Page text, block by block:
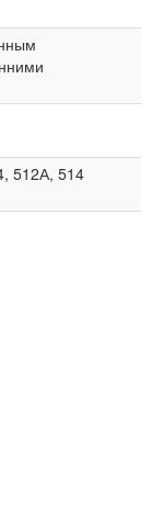
512А, 514